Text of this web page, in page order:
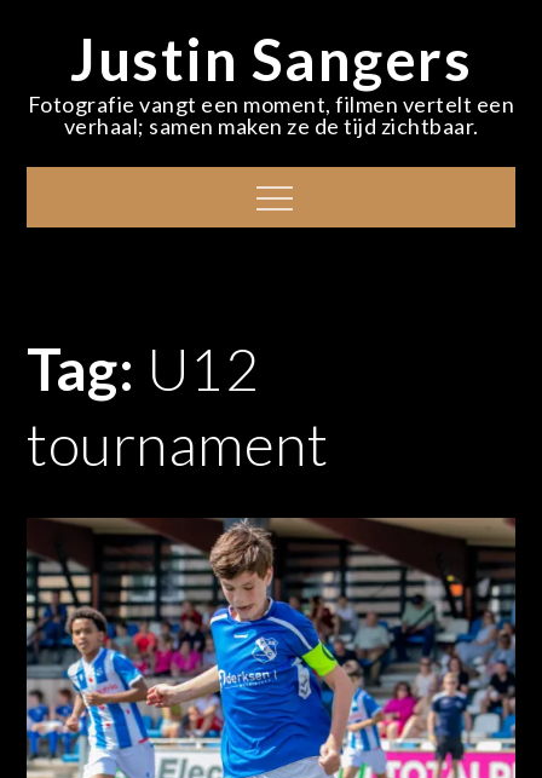
contentJustin Sangers
Fotografie vangt een moment, filmen vertelt een
verhaal; samen maken ze de tijd zichtbaar.
Menu
Tag: U12
tournament